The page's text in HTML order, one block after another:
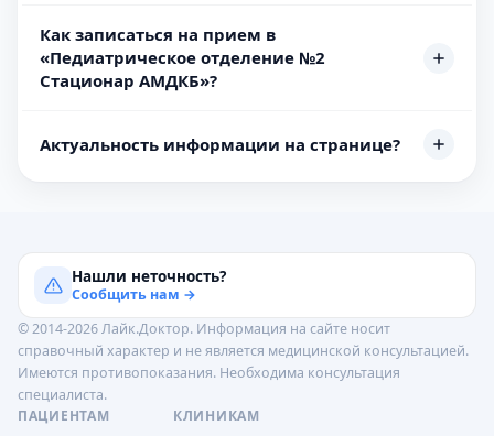
Как записаться на прием в
«Педиатрическое отделение №2
Стационар АМДКБ»?
Актуальность информации на странице?
Нашли неточность?
Сообщить нам →
© 2014-2026 Лайк.Доктор. Информация на сайте носит
справочный характер и не является медицинской консультацией.
Имеются противопоказания. Необходима консультация
специалиста.
ПАЦИЕНТАМ
КЛИНИКАМ